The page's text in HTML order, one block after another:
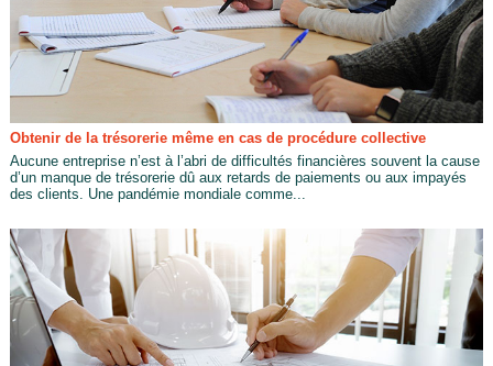
Obtenir de la trésorerie même en cas de procédure collective
Aucune entreprise n’est à l’abri de difficultés financières souvent la cause
d’un manque de trésorerie dû aux retards de paiements ou aux impayés
des clients. Une pandémie mondiale comme...